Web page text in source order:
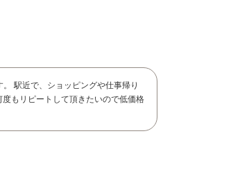
駅近で、ショッピングや仕事帰り
もリピートして頂きたいので低価格